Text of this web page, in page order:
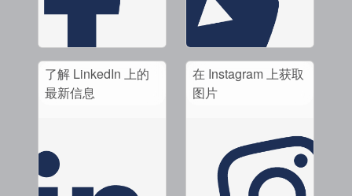
了解 LinkedIn 上的
最新信息
在 Instagram 上获取
图片